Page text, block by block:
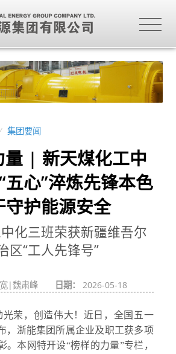
集团要闻
量 | 新天煤化工中
五心”淬炼先锋本色
守护能源安全
化三班荣获新疆维吾尔
区“工人先锋号”
宽|魏肃峰 日期： 2026-05-18
光荣，创造伟大！近日，全国五一
，浙能集团所属企业及职工获多项
。本网特开设“榜样的力量”专栏，